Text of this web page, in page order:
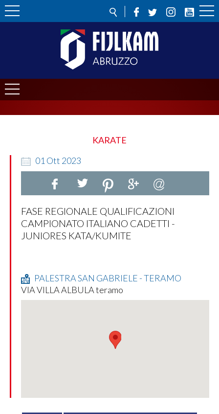
KARATE
01 Ott 2023
FASE REGIONALE QUALIFICAZIONI
CAMPIONATO ITALIANO CADETTI -
JUNIORES KATA/KUMITE
PALESTRA SAN GABRIELE - TERAMO
VIA VILLA ALBULA teramo